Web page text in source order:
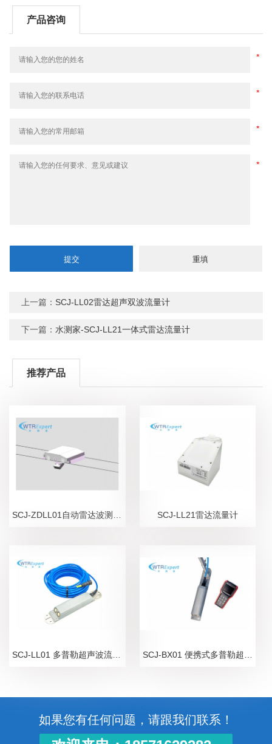
产品咨询
上一篇： SCJ-LL02雷达超声双波流量计
下一篇：水测家-SCJ-LL21一体式雷达流量计
推荐产品
SCJ-LL21雷达流量计
如果您有任何问题，请跟我们联系！